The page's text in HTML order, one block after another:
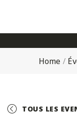
Home /
TOUS LES